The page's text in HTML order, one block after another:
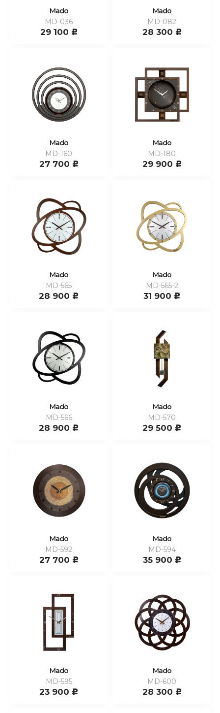
Mado
MD-036
29 100 c
Mado
MD-082
28 300 c
Mado
MD-160
27 700 c
Mado
MD-180
29 900 c
Mado
MD-565
28 900 c
Mado
MD-565-2
31 900 c
Mado
MD-566
28 900 c
Mado
MD-570
29 500 c
Mado
MD-592
27 700 c
Mado
MD-594
35 900 c
Mado
MD-595
23 900 c
Mado
MD-600
28 300 c